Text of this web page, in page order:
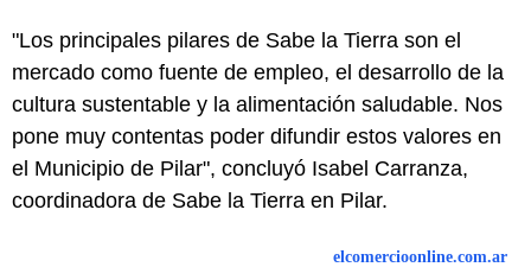
"Los principales pilares de Sabe la Tierra son el
mercado como fuente de empleo, el desarrollo de la
cultura sustentable y la alimentación saludable. Nos
pone muy contentas poder difundir estos valores en
el Municipio de Pilar", concluyó Isabel Carranza,
coordinadora de Sabe la Tierra en Pilar.
elcomercioonline.com.ar